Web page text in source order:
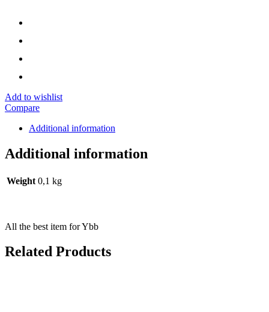
Add to wishlist
Compare
Additional information
Additional information
Weight 0,1 kg
All the best item for Ybb
Related Products